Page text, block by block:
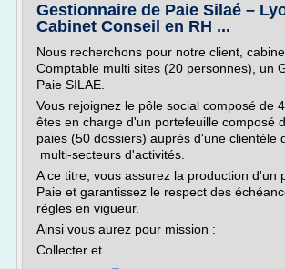
Gestionnaire de Paie Silaé –
Cabinet Conseil en RH ...
Nous recherchons pour notre client,
Comptable multi sites (20 personnes), un
Paie SILAE.
Vous rejoignez le pôle social composé de
êtes en charge d'un portefeuille composé
paies (50 dossiers) auprès d'une clientèle
multi-secteurs d'activités.
A ce titre, vous assurez la production d'un
Paie et garantissez le respect des
règles en vigueur.
Ainsi vous aurez pour mission :
Collecter et...